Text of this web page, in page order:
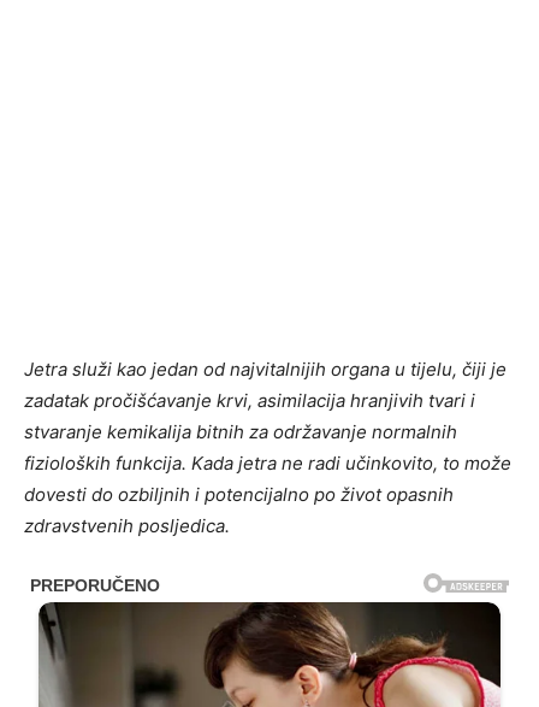
Jetra služi kao jedan od najvitalnijih organa u tijelu, čiji je
zadatak pročišćavanje krvi, asimilacija hranjivih tvari i
stvaranje kemikalija bitnih za održavanje normalnih
fizioloških funkcija. Kada jetra ne radi učinkovito, to može
dovesti do ozbiljnih i potencijalno po život opasnih
zdravstvenih posljedica.